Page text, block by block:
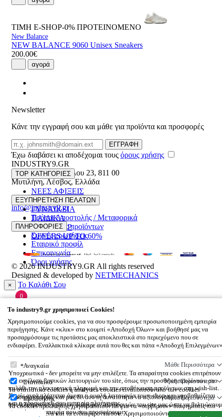
ΤΙΜΗ E-SHOP-0% ΠΡΟΤΕΙΝΟΜΕΝΟ
New Balance
NEW BALANCE 9060 Unisex Sneakers
200.00€
αγορά
Newsletter
Κάνε την εγγραφή σου και μάθε για προϊόντα και προσφορές
Email
ΕΓΓΡΑΦΗ
Έχω διαβάσει κι αποδέχομαι τους όρους χρήσης
INDUSTRY9.GR
Ελευθέριου Βενιζέλου 23, 811 00
Μυτιλήνη,Λέσβος,Ελλάδα
22510 55629
info@industry9.gr
TOP ΚΑΤΗΓΟΡΙΕΣ
ΝΕΕΣ ΑΦΙΞΕΙΣ
ΑΝΔΡΙΚΑ
ΓΥΝΑΙΚΕΙΑ
ΠΑΙΔΙΚΑ
ΑΞΕΣΟΥΑΡ
OFFERS UP TO 60%
ΕΞΥΠΗΡΕΤΗΣΗ ΠΕΛΑΤΩΝ
Τρόποι Αποστολής / Μεταφορικά
Επιστροφές προϊόντων
Συχνές ερωτήσεις
ΠΛΗΡΟΦΟΡΙΕΣ
Εταιρικό προφίλ
Επικοινωνία
Όροι χρήσης
© 2026INDUSTRY9.GR All rights reserved
Designed & developed by NETMECHANICS
× Το Καλάθι Σου
0
Βάλε κάτι στο καλάθι σου
To industry9.gr χρησιμοποιεί Cookies!
Χρησιμοποιούμε cookies, για να σου προσφέρουμε προσωποποιημένη εμπειρία
περιήγησης. Κάνε «κλικ» στο κουμπί «Αποδοχή Όλων» και βοήθησέ μας να
προσαρμόσουμε τις προτάσεις μας αποκλειστικά στο περιεχόμενο που σε
ενδιαφέρει. Εναλλακτικά κλίκαρε αυτά που θες και πάτα «Αποδοχή
To
Αναγκαία Μάθε Περισσότερα
Υποχρεωτικά - δεν μπορείτε να μην επιλέξετε. Τα απαραίτητα cookies επιτρέπουν
την εκτέλεση βασικών λειτουργιών του site, όπως την προσθήκη προϊόντων στο
καλάθι την ηλεκτρονική πληρωμή και την αποθήκευση προϊόντων στη wish-list.
Χωρίς αυτά πλήττεται άμεσα η ομαλή λειτουργία του e-shop και υποβαθμίζεται
και η προσωπική σου εμπειρία πλοήγησης.
Στατιστικά Μάθε Περισσότερα
Τα στατιστικά cookies ή analytics cookies είναι υποσύνολο των cookies
λειτουργικότητας και μας δίνουν τη δυνατότητα να αξιολογούμε την
αποτελεσματικότητα των διάφορων λειτουργιών του site μας ώστε να
συνεχώς την εμπειρία που σου προσφέρουμε.
Προώθησης Μάθε Περισσότερα
Τα cookies προώθησης χρησιμοποιούνται για να «σερβίρουν» διαφημίσεις πιο
σχετικές με εσένα και τα ενδιαφέροντά σου. Χρησιμοποιούνται επίσης για την